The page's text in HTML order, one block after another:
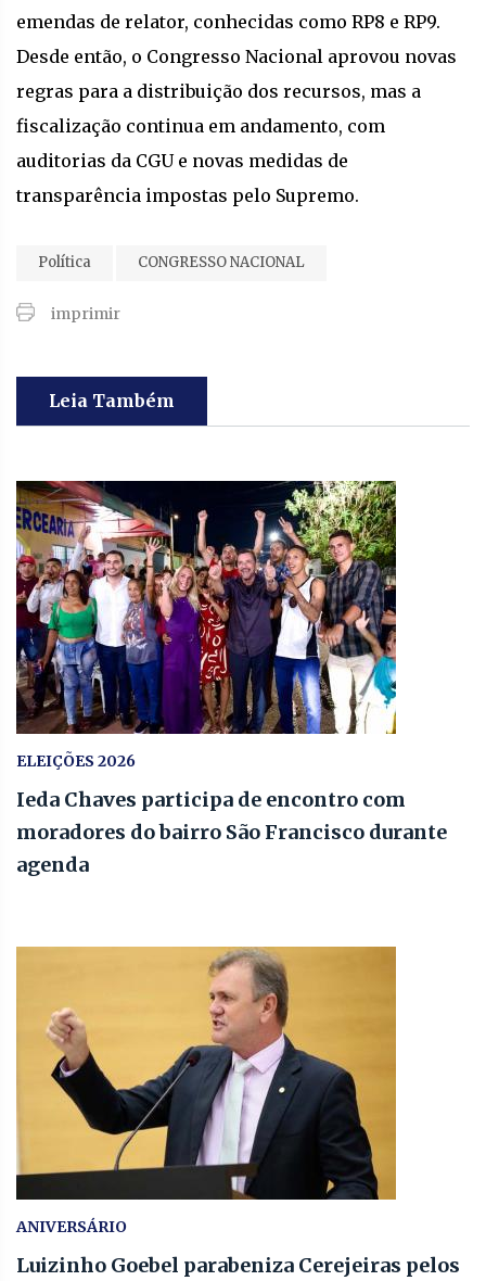
emendas de relator, conhecidas como RP8 e RP9.
Desde então, o Congresso Nacional aprovou novas
regras para a distribuição dos recursos, mas a
fiscalização continua em andamento, com
auditorias da CGU e novas medidas de
transparência impostas pelo Supremo.
Política CONGRESSO NACIONAL
imprimir
Leia Também
ELEIÇÕES 2026
Ieda Chaves participa de encontro com
moradores do bairro São Francisco durante
agenda
ANIVERSÁRIO
Luizinho Goebel parabeniza Cerejeiras pelos